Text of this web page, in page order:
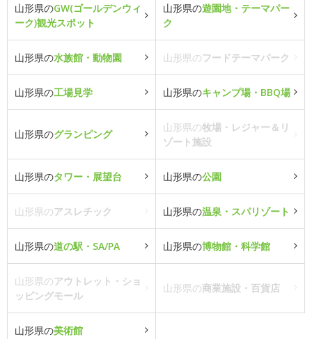
山形県のGW(ゴールデンウィ
ーク)観光スポット
山形県の遊園地・テーマパー
ク
山形県の水族館・動物園 山形県のフードテーマパーク
山形県の工場見学 山形県のキャンプ場・BBQ場
山形県のグランピング
山形県の牧場・レジャー＆リ
ゾート施設
山形県のタワー・展望台 山形県の公園
山形県のアスレチック 山形県の温泉・スパリゾート
山形県の道の駅・SA/PA 山形県の博物館・科学館
山形県のアウトレット・ショ
ッピングモール
山形県の商業施設・百貨店
山形県の美術館